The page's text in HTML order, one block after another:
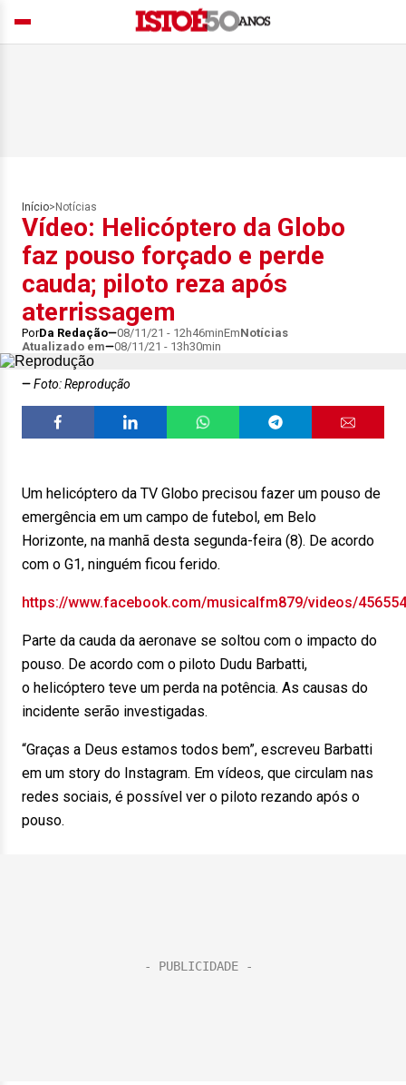
Início> Notícias
Vídeo: Helicóptero da Globo
faz pouso forçado e perde
cauda; piloto reza após
aterrissagem
PorDa Redação 08/11/21 - 12h46minEmNotícias
Atualizado em
08/11/21 - 13h30min
Foto: Reprodução
Um helicóptero da TV Globo precisou fazer um pouso de
emergência em um campo de futebol, em Belo
Horizonte, na manhã desta segunda-feira (8). De acordo
com o G1, ninguém ficou ferido.
https://www.facebook.com/musicalfm879/videos/
Parte da cauda da aeronave se soltou com o impacto do
pouso. De acordo com o piloto Dudu Barbatti,
o helicóptero teve um perda na potência. As causas do
incidente serão investigadas.
“Graças a Deus estamos todos bem”, escreveu Barbatti
em um story do Instagram. Em vídeos, que circulam nas
redes sociais, é possível ver o piloto rezando após o
pouso.